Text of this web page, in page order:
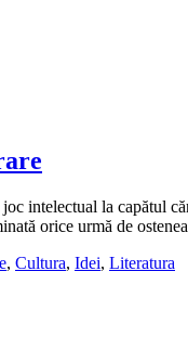
intelectual la capătul
orice urmă de
, Cultura, Idei, Literatura